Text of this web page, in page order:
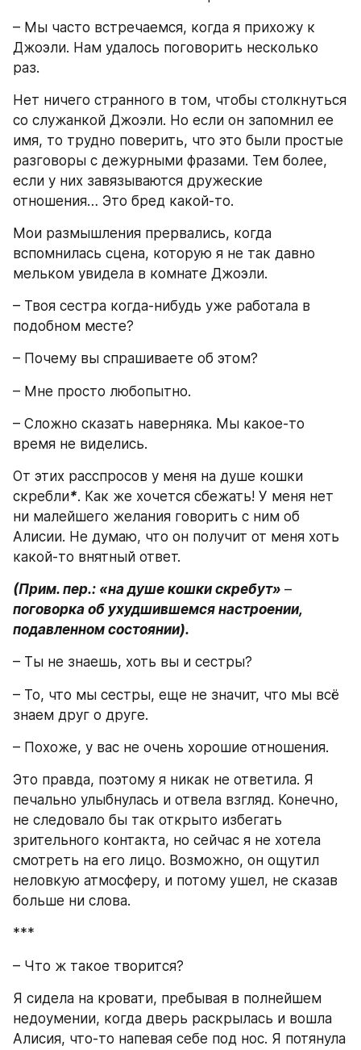
– Мы часто встречаемся, когда я прихожу к
Джоэли. Нам удалось поговорить несколько
раз.
Нет ничего странного в том, чтобы столкнуться
со служанкой Джоэли. Но если он запомнил ее
имя, то трудно поверить, что это были простые
разговоры с дежурными фразами. Тем более,
если у них завязываются дружеские
отношения… Это бред какой-то.
Мои размышления прервались, когда
вспомнилась сцена, которую я не так давно
мельком увидела в комнате Джоэли.
– Твоя сестра когда-нибудь уже работала в
подобном месте?
– Почему вы спрашиваете об этом?
– Мне просто любопытно.
– Сложно сказать наверняка. Мы какое-то
время не виделись.
От этих расспросов у меня на душе кошки
скребли*. Как же хочется сбежать! У меня нет
ни малейшего желания говорить с ним об
Алисии. Не думаю, что он получит от меня хоть
какой-то внятный ответ.
(Прим. пер.: «на душе кошки скребут» –
поговорка об ухудшившемся настроении,
подавленном состоянии).
– Ты не знаешь, хоть вы и сестры?
– То, что мы сестры, еще не значит, что мы всё
знаем друг о друге.
– Похоже, у вас не очень хорошие отношения.
Это правда, поэтому я никак не ответила. Я
печально улыбнулась и отвела взгляд. Конечно,
не следовало бы так открыто избегать
зрительного контакта, но сейчас я не хотела
смотреть на его лицо. Возможно, он ощутил
неловкую атмосферу, и потому ушел, не сказав
больше ни слова.
***
– Что ж такое творится?
Я сидела на кровати, пребывая в полнейшем
недоумении, когда дверь раскрылась и вошла
Алисия, что-то напевая себе под нос. Я потянула